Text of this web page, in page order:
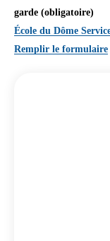
garde (obligatoire)
École du Dôme
Remplir le formulaire